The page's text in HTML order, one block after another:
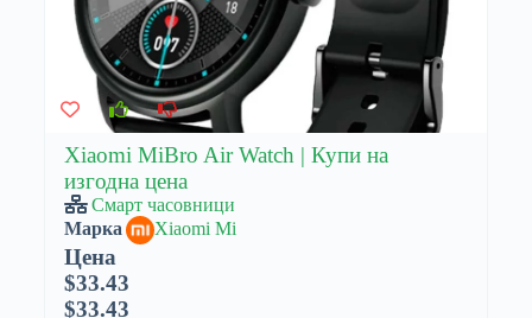
Xiaomi MiBro Air Watch | Купи на
изгодна цена
Смарт часовници
Марка
Xiaomi Mi
Цена
$33.43
$33.43